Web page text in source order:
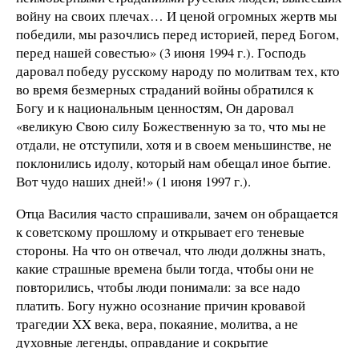
войну на своих плечах… И ценой огромных жертв мы
победили, мы разочлись перед историей, перед Богом,
перед нашей совестью» (3 июня 1994 г.). Господь
даровал победу русскому народу по молитвам тех, кто
во время безмерных страданий войны обратился к
Богу и к национальным ценностям, Он даровал
«великую Cвою силу Божественную за то, что мы не
отдали, не отступили, хотя и в своем меньшинстве, не
поклонились идолу, который нам обещал иное бытие.
Вот чудо наших дней!» (1 июня 1997 г.).
Отца Василия часто спрашивали, зачем он обращается
к советскому прошлому и открывает его теневые
стороны. На что он отвечал, что люди должны знать,
какие страшные времена были тогда, чтобы они не
повторились, чтобы люди понимали: за все надо
платить. Богу нужно осознание причин кровавой
трагедии XX века, вера, покаяние, молитва, а не
духовные легенды, оправдание и сокрытие